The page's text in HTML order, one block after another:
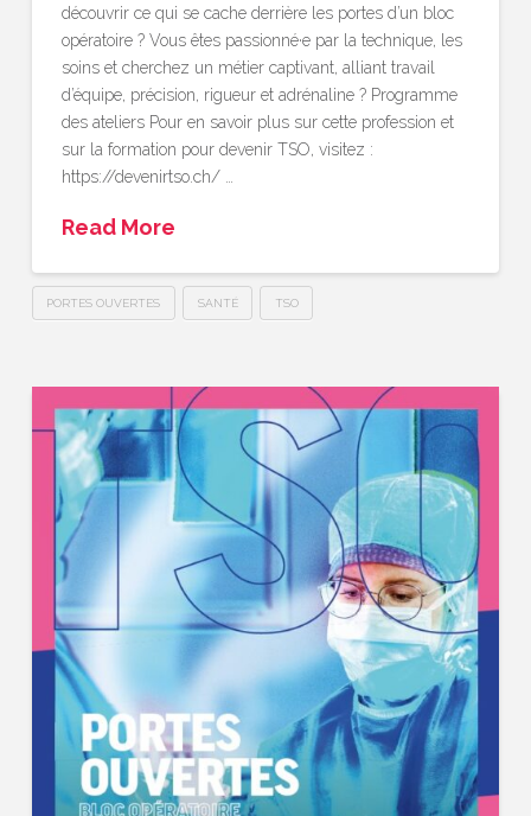
découvrir ce qui se cache derrière les portes d’un bloc
opératoire ? Vous êtes passionné·e par la technique, les
soins et cherchez un métier captivant, alliant travail
d’équipe, précision, rigueur et adrénaline ? Programme
des ateliers Pour en savoir plus sur cette profession et
sur la formation pour devenir TSO, visitez :
https://devenirtso.ch/ …
Read More
PORTES OUVERTES SANTÉ TSO